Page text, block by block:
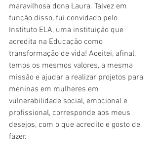
maravilhosa dona Laura. Talvez em
função disso, fui convidado pelo
Instituto ELA, uma instituição que
acredita na Educação como
transformação de vida! Aceitei, afinal,
temos os mesmos valores, a mesma
missão e ajudar a realizar projetos para
meninas em mulheres em
vulnerabilidade social, emocional e
profissional, corresponde aos meus
desejos, com o que acredito e gosto de
fazer.